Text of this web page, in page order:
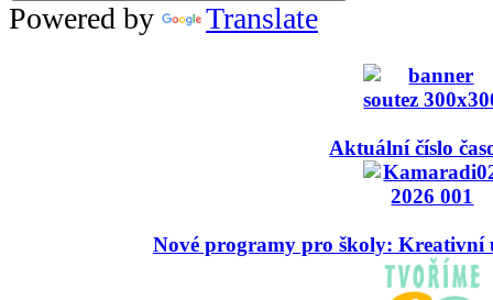
Powered by Translate
Aktuální číslo
Nové programy pro školy: Kreativní